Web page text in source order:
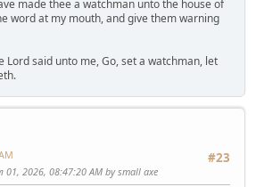
made thee a watchman unto the house of
word at my mouth, and give them warning
Lord said unto me, Go, set a watchman, let
#23
01, 2026, 08:47:20 AM by small axe